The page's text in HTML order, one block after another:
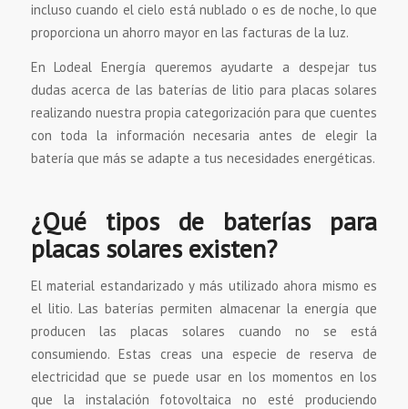
incluso cuando el cielo está nublado o es de noche, lo que
proporciona un ahorro mayor en las facturas de la luz.
En Lodeal Energía queremos ayudarte a despejar tus
dudas acerca de las baterías de litio para placas solares
realizando nuestra propia categorización para que cuentes
con toda la información necesaria antes de elegir la
batería que más se adapte a tus necesidades energéticas.
¿Qué tipos de baterías para
placas solares existen?
El material estandarizado y más utilizado ahora mismo es
el litio. Las baterías permiten almacenar la energía que
producen las placas solares cuando no se está
consumiendo. Estas creas una especie de reserva de
electricidad que se puede usar en los momentos en los
que la instalación fotovoltaica no esté produciendo